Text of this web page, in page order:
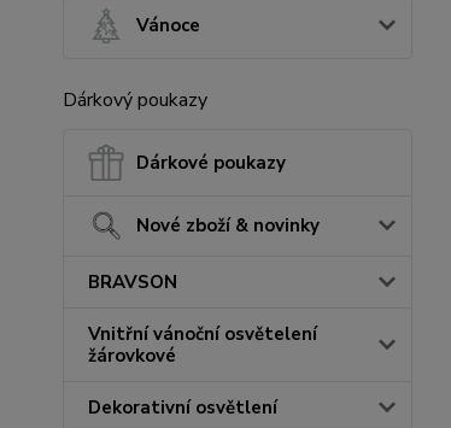
Vánoce
Dárkový poukazy
Dárkové poukazy
Nové zboží & novinky
BRAVSON
Vnitřní vánoční osvětelení
žárovkové
Dekorativní osvětlení